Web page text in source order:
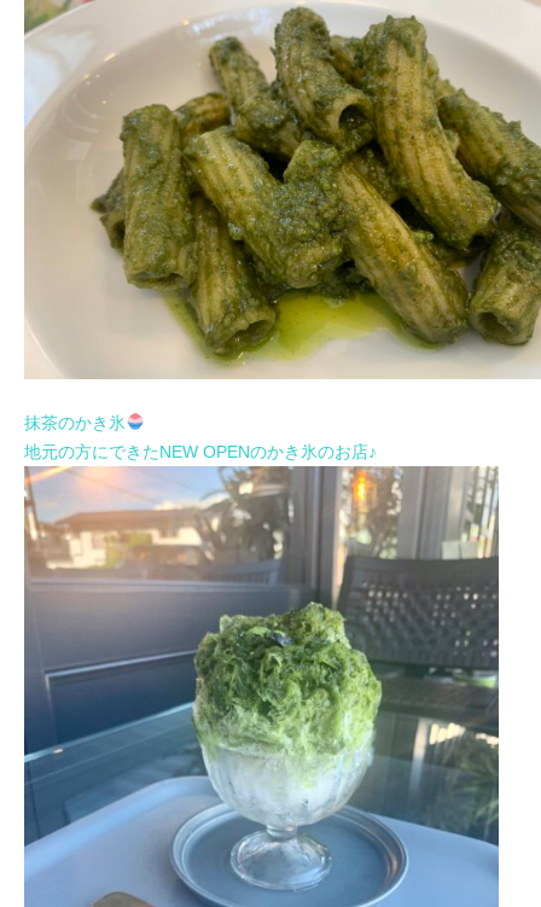
抹茶のかき氷
地元の方にできたNEW OPENのかき氷のお店♪